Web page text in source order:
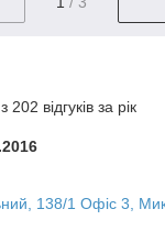
відгуків за рік
138/1 Офіс 3,